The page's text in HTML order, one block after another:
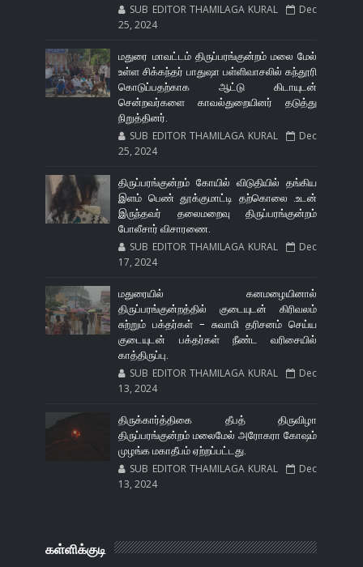
SUB EDITOR THAMILAGA KURAL
Dec
25, 2024
மதுரை மாவட்டம் திருப்பரங்குன்றம் மலை மேல்
உள்ள சிக்கந்தர் பாதுஷா பள்ளிவாசலில் கந்தூரி
கொடுப்பதற்காக ஆட்டு கிடாயுடன்
சென்றவர்களை காவல்துறையினர் தடுத்து
நிறுத்தினர்.
SUB EDITOR THAMILAGA KURAL
Dec
25, 2024
திருப்பரங்குன்றம் கோயில் விடுதியில் தங்கிய
இளம் பெண் தூக்குமாட்டி தற்கொலை .உடன்
இருந்தவர் தலைமறைவு திருப்பரங்குன்றம்
போலீசார் விசாரணை.
SUB EDITOR THAMILAGA KURAL
Dec
17, 2024
மதுரையில் கனமழையினால்
திருப்பரங்குன்றத்தில் குடையுடன் கிரிவலம்
சுற்றும் பக்தர்கள் - சுவாமி தரிசனம் செய்ய
குடையுடன் பக்தர்கள் நீண்ட வரிசையில்
காத்திருப்பு.
SUB EDITOR THAMILAGA KURAL
Dec
13, 2024
திருக்கார்த்திகை தீபத் திருவிழா
திருப்பரங்குன்றம் மலைமேல் அரோகரா கோஷம்
முழங்க மகாதீபம் ஏற்றப்பட்டது.
SUB EDITOR THAMILAGA KURAL
Dec
13, 2024
கள்ளிக்குடி